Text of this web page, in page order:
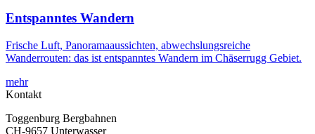
Entspanntes Wandern
Frische Luft, Panoramaaussichten, abwechslungsreiche
Wanderrouten: das ist entspanntes Wandern im Chäserrugg Gebiet.
mehr
Kontakt
Toggenburg Bergbahnen
CH-9657 Unterwasser